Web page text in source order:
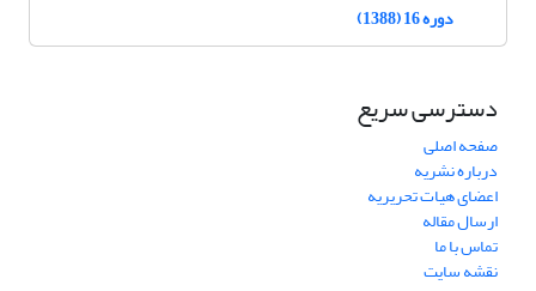
دوره 16 (1388)
دسترسی سریع
صفحه اصلی
درباره نشریه
اعضای هیات تحریریه
ارسال مقاله
تماس با ما
نقشه سایت